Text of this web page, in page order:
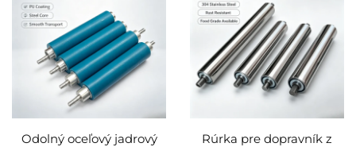
Odolný oceľový jadrový
Rúrka pre dopravník z